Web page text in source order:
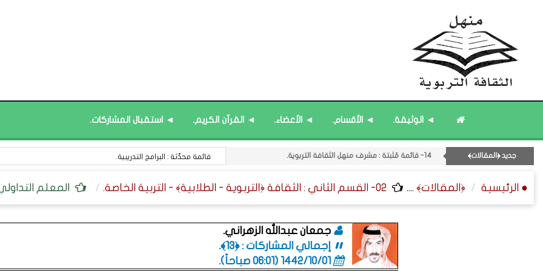
◄ الوثيقة. ◄ الأقسام. ◄ الأعضاء. ◄ القرآن الكريم. ◄ استقبال المشاركات.
جديد ﴿المقالات﴾
16- قائمة مُثبتة : فريق منهل الثقافة التربوية.
17- قائمة مُحدَّثة : جديد المشاركات.
15- قائمة مُثبتة : إدارة منهل الثقافة التربوية.
18- قائمة مُحدَّثة : مختارات من حديث ﴿الساعة﴾.
قائمة محدَّثة : منصة نور ﴿نظام المعلومات التعليمية﴾.
● الرئيسية ﴿المقالات﴾ .... 02- القسم الثاني : الثقافة ﴿التربوية - الطلابية﴾ - التربية الخاصة. المعلم
جمعان عبدالله الزهراني.
إجمالي المشاركات : ﴿13﴾.
1442/10/01 (06:01 صباحاً)
.